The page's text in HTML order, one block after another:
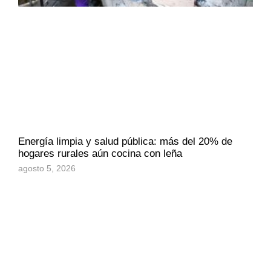
Energía limpia y salud pública: más del 20% de
hogares rurales aún cocina con leña
agosto 5, 2026